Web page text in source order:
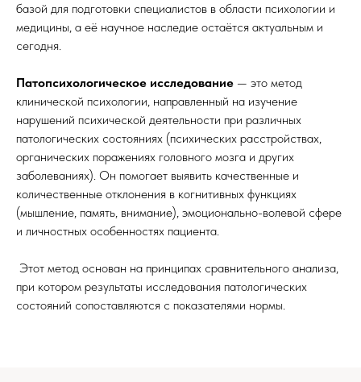
базой для подготовки специалистов в области психологии и
медицины, а её научное наследие остаётся актуальным и
сегодня.
Патопсихологическое исследование — это метод
клинической психологии, направленный на изучение
нарушений психической деятельности при различных
патологических состояниях (психических расстройствах,
органических поражениях головного мозга и других
заболеваниях). Он помогает выявить качественные и
количественные отклонения в когнитивных функциях
(мышление, память, внимание), эмоционально-волевой сфере
и личностных особенностях пациента.
Этот метод основан на принципах сравнительного анализа,
при котором результаты исследования патологических
состояний сопоставляются с показателями нормы.